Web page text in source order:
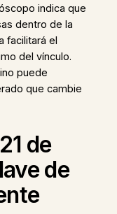
indica que
dentro de la
facilitará el
del vínculo.
puede
que cambie
de
de